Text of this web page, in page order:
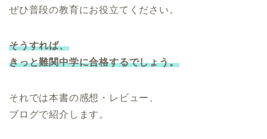
ぜひ普段の教育にお役立てください。
そうすれば、
きっと難関中学に合格するでしょう。
それでは本書の感想・レビュー、
ブログで紹介します。